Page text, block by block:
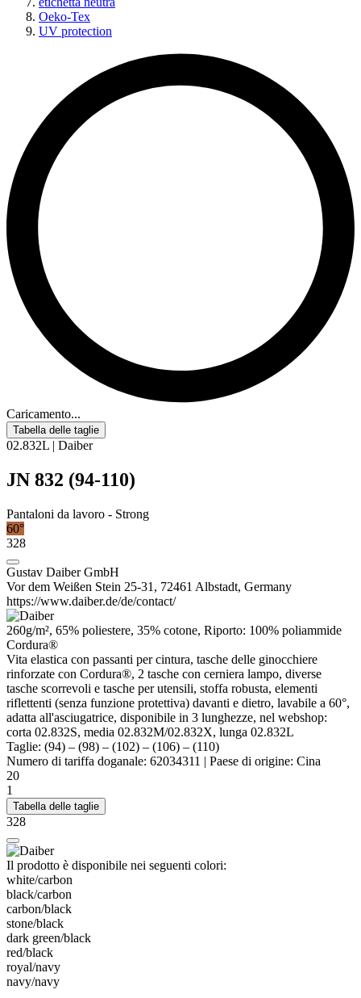
Oeko-Tex
UV protection
Caricamento...
Tabella delle taglie
02.832L | Daiber
JN 832 (94-110)
Pantaloni da lavoro - Strong
60°
328
Gustav Daiber GmbH
Vor dem Weißen Stein 25-31, 72461 Albstadt, Germany
https://www.daiber.de/de/contact/
260g/m², 65% poliestere, 35% cotone, Riporto: 100% poliammide
Cordura®
Vita elastica con passanti per cintura, tasche delle ginocchiere
rinforzate con Cordura®, 2 tasche con cerniera lampo, diverse
tasche scorrevoli e tasche per utensili, stoffa robusta, elementi
riflettenti (senza funzione protettiva) davanti e dietro, lavabile a 60°,
adatta all'asciugatrice, disponibile in 3 lunghezze, nel webshop:
corta 02.832S, media 02.832M/02.832X, lunga 02.832L
Taglie: (94) – (98) – (102) – (106) – (110)
Numero di tariffa doganale: 62034311 | Paese di origine: Cina
20
1
Tabella delle taglie
328
Il prodotto è disponibile nei seguenti colori:
white/​carbon
black/​carbon
carbon/​black
stone/​black
dark green/​black
red/​black
royal/​navy
navy/​navy